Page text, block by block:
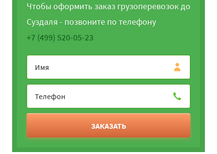
Чтобы оформить заказ грузоперевозок до
Суздаля - позвоните по телефону
+7 (499) 520-05-23
ЗАКАЗАТЬ